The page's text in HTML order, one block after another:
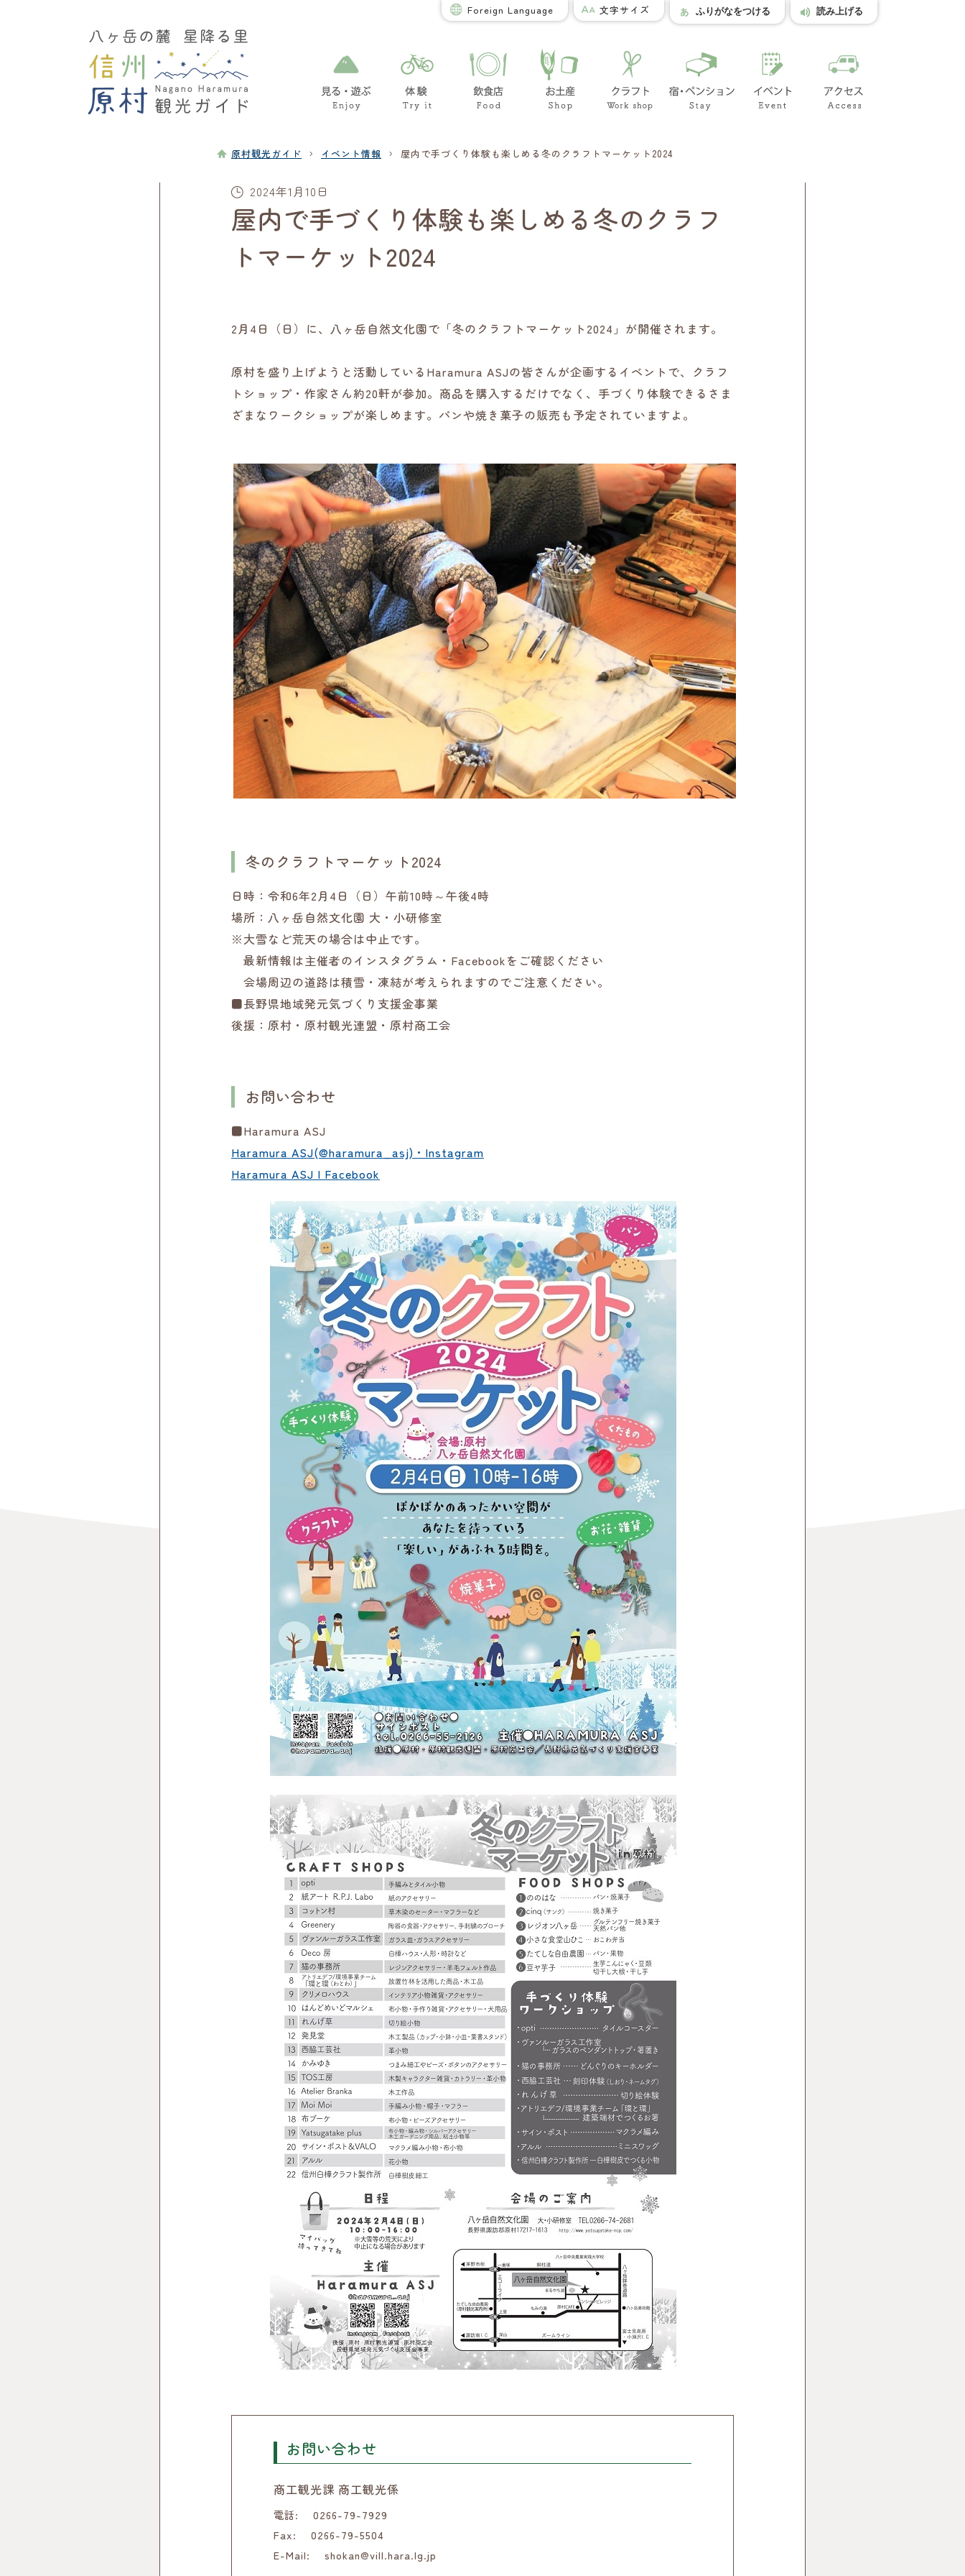
Foreign Language 文字サイズ ふりがなをつける 読み上げる
原村観光ガイド › イベント情報 › 屋内で手づくり体験も楽しめる冬のクラフトマーケット2024
2024年1月10日
屋内で手づくり体験も楽しめる冬のクラフ
トマーケット2024
2月4日（日）に、八ヶ岳自然文化園で「冬のクラフトマーケット2024」が開催されます。
原村を盛り上げようと活動しているHaramura ASJの皆さんが企画するイベントで、クラフ
トショップ・作家さん約20軒が参加。商品を購入するだけでなく、手づくり体験できるさま
ざまなワークショップが楽しめます。パンや焼き菓子の販売も予定されていますよ。
冬のクラフトマーケット2024
日時：令和6年2月4日（日）午前10時～午後4時
場所：八ヶ岳自然文化園 大・小研修室
※大雪など荒天の場合は中止です。
最新情報は主催者のインスタグラム・Facebookをご確認ください
会場周辺の道路は積雪・凍結が考えられますのでご注意ください。
■長野県地域発元気づくり支援金事業
後援：原村・原村観光連盟・原村商工会
お問い合わせ
■Haramura ASJ
Haramura ASJ(@haramura_asj) • Instagram
Haramura ASJ | Facebook
お問い合わせ
商工観光課 商工観光係
電話:
0266-79-7929
Fax:
0266-79-5504
E-Mail:
shokan@vill.hara.lg.jp